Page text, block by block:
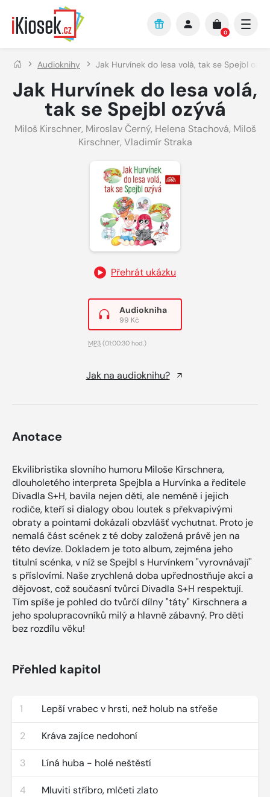
Přejít na hlavní obsah
0
Audioknihy Jak Hurvínek do lesa volá, tak se Spejbl
Jak Hurvínek do lesa volá,
tak se Spejbl ozývá
Miloš Kirschner, Miroslav Černý, Helena Stachová, Miloš
Kirschner, Vladimír Straka
Přehrát ukázku
Audiokniha
99 Kč
MP3 (01:00:30 hod.)
Jak na audioknihu?
Anotace
Ekvilibristika slovního humoru Miloše Kirschnera,
dlouholetého interpreta Spejbla a Hurvínka a ředitele
Divadla S+H, bavila nejen děti, ale neméně i jejich
rodiče, kteří si dialogy obou loutek s překvapivými
obraty a pointami dokázali obzvlášť vychutnat. Proto je
nemalá část scének z té doby založená právě jen na
této devíze. Dokladem je toto album, zejména jeho
titulní scénka, v níž se Spejbl s Hurvínkem "vyrovnávají"
s příslovími. Naše zrychlená doba upřednostňuje akci a
dějovost, což současní tvůrci Divadla S+H respektují.
Tím spíše je pohled do tvůrčí dílny "táty" Kirschnera a
jeho spolupracovníků milý a hlavně zábavný. Pro děti
bez rozdílu věku!
Přehled kapitol
1 Lepší vrabec v hrsti, než holub na střeše
2 Kráva zajíce nedohoní
3 Líná huba - holé neštěstí
4 Mluviti stříbro, mlčeti zlato